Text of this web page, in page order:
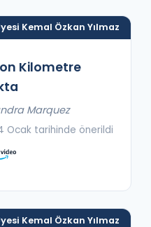
Kemal Özkan Yılmaz
Kilometre
Marquez
Ocak tarihinde önerildi
Kemal Özkan Yılmaz